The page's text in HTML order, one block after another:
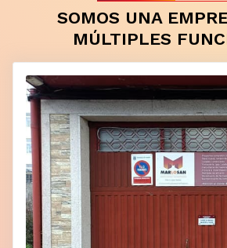
SOMOS UNA
MÚLTIPLES